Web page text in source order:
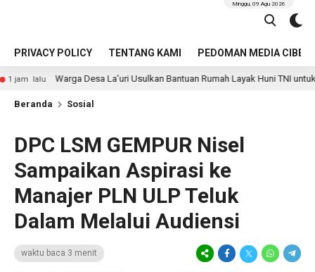
PRIVACY POLICY TENTANG KAMI PEDOMAN MEDIA CIBER
Minggu, 09 Agu 2026
Desa La’uri Usulkan Bantuan Rumah Layak Huni TNI untuk Nares Zandroto
Beranda Sosial
DPC LSM GEMPUR Nisel
Sampaikan Aspirasi ke
Manajer PLN ULP Teluk
Dalam Melalui Audiensi
waktu baca 3 menit